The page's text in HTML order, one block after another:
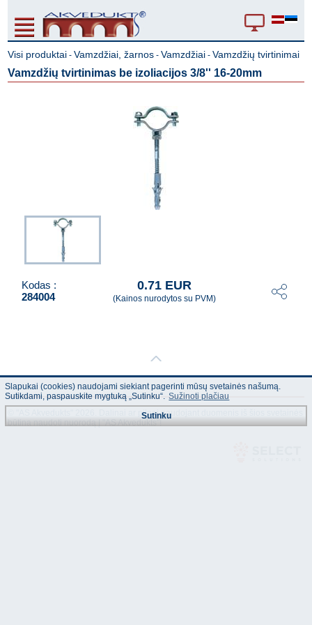
Visi produktai -Vamzdžiai, žarnos -Vamzdžiai -Vamzdžių tvirtinimai
Vamzdžių tvirtinimas be izoliacijos 3/8'' 16-20mm
Kodas :
284004
0.71 EUR
(Kainos nurodytos su PVM)
© "AS Akvedukts" 2026. Dalinai ar pilnai naudojant duomenis iš šios svetainės
būtina naudoti nuorodą Į "AS Akvedukts"!
Slapukai (cookies) naudojami siekiant pagerinti mūsų svetainės našumą.
Sutikdami, paspauskite mygtuką „Sutinku“. Sužinoti plačiau
Sutinku